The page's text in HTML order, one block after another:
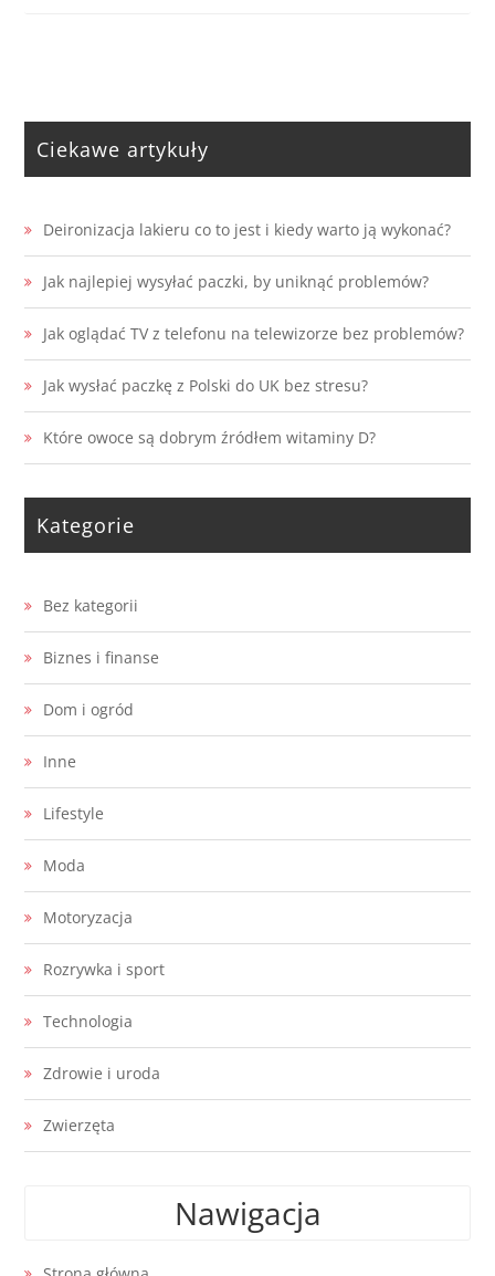
Ciekawe artykuły
Deironizacja lakieru co to jest i kiedy warto ją wykonać?
Jak najlepiej wysyłać paczki, by uniknąć problemów?
Jak oglądać TV z telefonu na telewizorze bez problemów?
Jak wysłać paczkę z Polski do UK bez stresu?
Które owoce są dobrym źródłem witaminy D?
Kategorie
Bez kategorii
Biznes i finanse
Dom i ogród
Inne
Lifestyle
Moda
Motoryzacja
Rozrywka i sport
Technologia
Zdrowie i uroda
Zwierzęta
Nawigacja